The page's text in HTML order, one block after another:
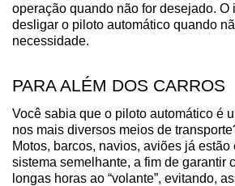
operação quando não for desejado. O
desligar o piloto automático quando
necessidade.
PARA ALÉM DOS CARROS
Você sabia que o piloto automático é
nos mais diversos meios de
Motos, barcos, navios, aviões já
sistema semelhante, a fim de garantir
longas horas ao “volante”, evitando,